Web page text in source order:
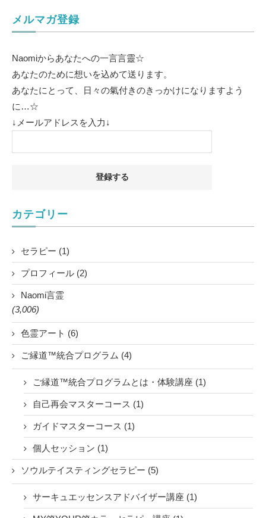
メルマガ登録
Naomiからあなたへの一言言靈☆
あなたのために想いを込めて送ります。
あなたにとって、日々の氣付きのきっかけになりますよう
に…☆
↓メールアドレスを入力↓
カテゴリー
セラピー (1)
プロフィール (2)
Naomi言霊
(3,006)
色霊アート (6)
ご縁道™統合プログラム (4)
ご縁道™統合プログラムとは・体験講座 (1)
自己再会マスターコース (1)
ガイドマスターコース (1)
個人セッション (1)
ソウルテイスティングセラピー (5)
サーキュエッセンスアドバイザー講座 (1)